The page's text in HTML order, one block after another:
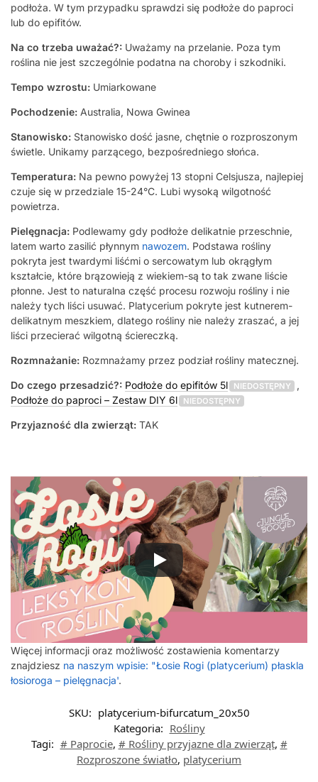
podłoża. W tym przypadku sprawdzi się podłoże do paproci
lub do epifitów.
Na co trzeba uważać?: Uważamy na przelanie. Poza tym
roślina nie jest szczególnie podatna na choroby i szkodniki.
Tempo wzrostu: Umiarkowane
Pochodzenie: Australia, Nowa Gwinea
Stanowisko: Stanowisko dość jasne, chętnie o rozproszonym
świetle. Unikamy parzącego, bezpośredniego słońca.
Temperatura: Na pewno powyżej 13 stopni Celsjusza, najlepiej
czuje się w przedziale 15-24°C. Lubi wysoką wilgotność
powietrza.
Pielęgnacja: Podlewamy gdy podłoże delikatnie przeschnie,
latem warto zasilić płynnym nawozem. Podstawa rośliny
pokryta jest twardymi liśćmi o sercowatym lub okrągłym
kształcie, które brązowieją z wiekiem-są to tak zwane liście
płonne. Jest to naturalna część procesu rozwoju rośliny i nie
należy tych liści usuwać. Platycerium pokryte jest kutnerem-
delikatnym meszkiem, dlatego rośliny nie należy zraszać, a jej
liści przecierać wilgotną ściereczką.
Rozmnażanie: Rozmnażamy przez podział rośliny matecznej.
Do czego przesadzić?: Podłoże do epifitów 5l NIEDOSTĘPNY
,
Podłoże do paproci – Zestaw DIY 6l
NIEDOSTĘPNY
Przyjazność dla zwierząt: TAK
Więcej informacji oraz możliwość zostawienia komentarzy
znajdziesz na naszym wpisie: "Łosie Rogi (platycerium) płaskla
łosioroga – pielęgnacja'.
SKU: platycerium-bifurcatum_20x50
Kategoria: Rośliny
Tagi: # Paprocie, # Rośliny przyjazne dla zwierząt, #
Rozproszone światło, platycerium